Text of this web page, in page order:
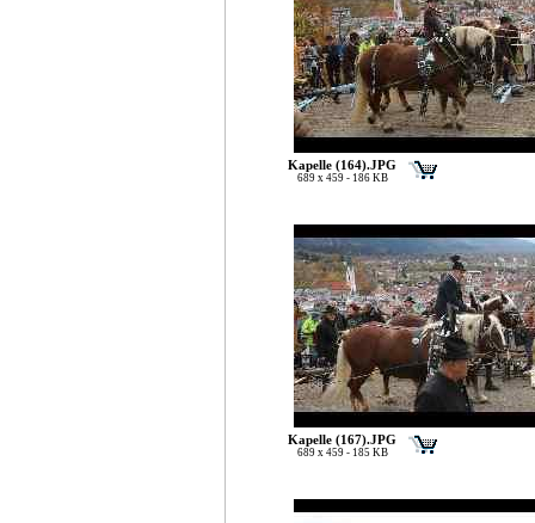
Kapelle (164).JPG
689 x 459 - 186 KB
Kapelle (167).JPG
689 x 459 - 185 KB